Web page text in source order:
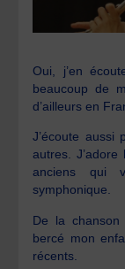
Oui, j’en
beaucoup de
d’ailleurs en
J’écoute aussi
autres.
anciens qui
symphonique.
De la
bercé mon
récents.